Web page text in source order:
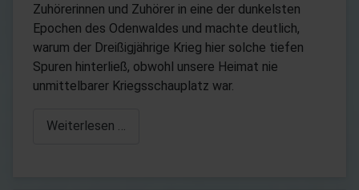
Zuhörerinnen und Zuhörer in eine der dunkelsten
Epochen des Odenwaldes und machte deutlich,
warum der Dreißigjährige Krieg hier solche tiefen
Spuren hinterließ, obwohl unsere Heimat nie
unmittelbarer Kriegsschauplatz war.
Weiterlesen …